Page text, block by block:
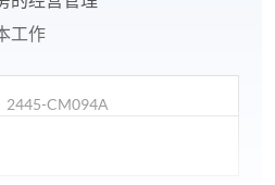
工作
2445-CM094A